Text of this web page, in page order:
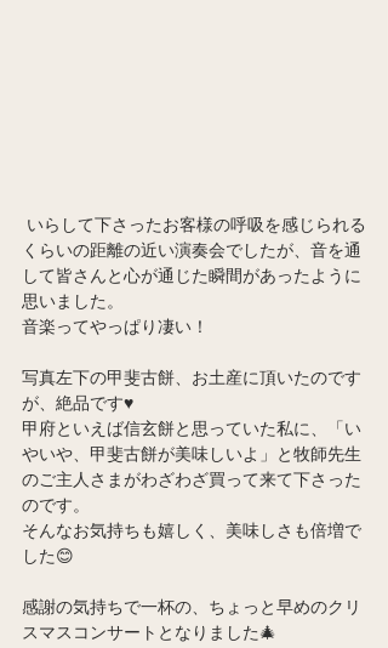
くらいの距離の近い演奏会でしたが、音を通
して皆さんと心が通じた瞬間があったように
思いました。
音楽ってやっぱり凄い！
写真左下の甲斐古餅、お土産に頂いたのです
が、絶品です♥
甲府といえば信玄餅と思っていた私に、「い
やいや、甲斐古餅が美味しいよ」と牧師先生
のご主人さまがわざわざ買って来て下さった
のです。
そんなお気持ちも嬉しく、美味しさも倍増で
した😊
感謝の気持ちで一杯の、ちょっと早めのクリ
スマスコンサートとなりました🎄